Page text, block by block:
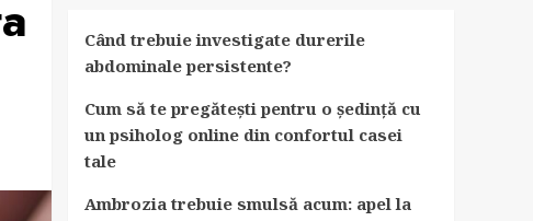
Când trebuie investigate durerile
abdominale persistente?
Cum să te pregătești pentru o ședință cu
un psiholog online din confortul casei
tale
Ambrozia trebuie smulsă acum: apel la